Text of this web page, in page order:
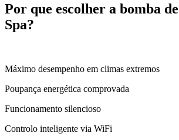
Por que escolher a bomba
Spa?
Máximo desempenho em climas extremos
Poupança energética comprovada
Funcionamento silencioso
Controlo inteligente via WiFi